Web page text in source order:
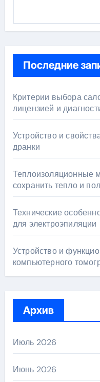
Последние
Критерии выбора
лицензией и
Устройство и
дранки
Теплоизоляционные
сохранить тепло и
Технические
для электроэпиляции
Устройство и
компьютерного
Архив
Июль 2026
Июнь 2026